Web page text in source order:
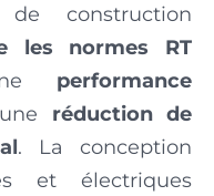
construction
les normes RT
performance
réduction de
. La conception
et électriques